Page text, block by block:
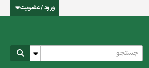
ورود / عضویت